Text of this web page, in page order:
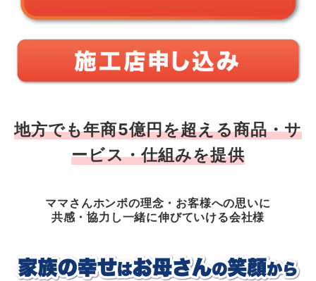
地方でも年商5億円を超える商品・サ
ービス・仕組みを提供
ママさんホンポの理念・お客様への思いに
共感・協力し一緒に伸びていける会社様